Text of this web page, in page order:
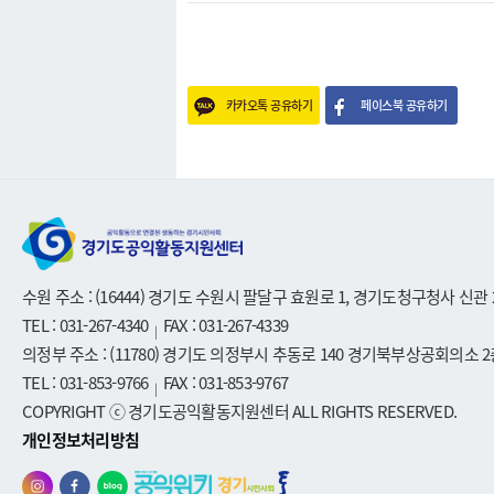
카카오톡 공유하기 페이스북 공유하기
수원 주소 : (16444) 경기도 수원시 팔달구 효원로 1, 경기도청구청사 신관
TEL : 031-267-4340 | FAX : 031-267-4339
의정부 주소 : (11780) 경기도 의정부시 추동로 140 경기북부상공회의소 2
TEL : 031-853-9766 | FAX : 031-853-9767
COPYRIGHT ⓒ 경기도공익활동지원센터 ALL RIGHTS RESERVED.
개인정보처리방침